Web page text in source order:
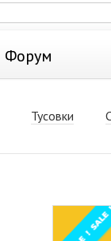
Форум
Тусовки